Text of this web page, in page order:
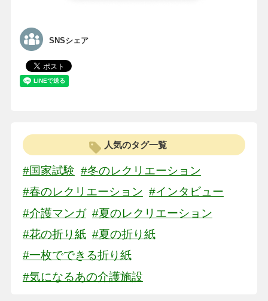
SNSシェア
人気のタグ一覧
#国家試験 #冬のレクリエーション
#春のレクリエーション #インタビュー
#介護マンガ #夏のレクリエーション
#花の折り紙 #夏の折り紙
#一枚でできる折り紙
#気になるあの介護施設